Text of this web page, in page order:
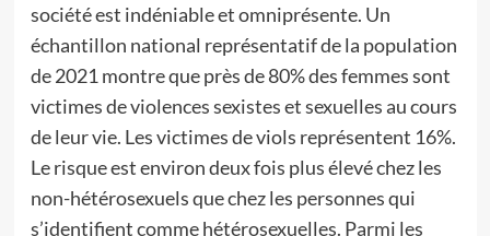
société est indéniable et omniprésente. Un
échantillon national représentatif de la population
de 2021 montre que près de 80% des femmes sont
victimes de violences sexistes et sexuelles au cours
de leur vie. Les victimes de viols représentent 16%.
Le risque est environ deux fois plus élevé chez les
non-hétérosexuels que chez les personnes qui
s’identifient comme hétérosexuelles. Parmi les